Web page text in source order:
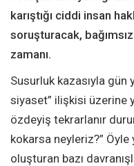
karıştığı ciddi insan
soruşturacak,
zamanı.
Susurluk kazasıyla gün
siyaset” ilişkisi üzerine
özdeyiş tekrarlanır
kokarsa neyleriz?”
oluşturan bazı